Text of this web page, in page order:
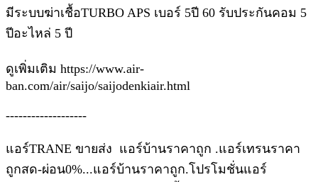
มีระบบฆ่าเชื้อTURBO APS เบอร์ 5ปี 60 รับประกันคอม 5
ปีอะไหล่ 5 ปี
ดูเพิ่มเติม https://www.air-
ban.com/air/saijo/saijodenkiair.html
-------------------
แอร์TRANE ขายส่ง แอร์บ้านราคาถูก .แอร์เทรนราคา
ถูกสด-ผ่อน0%...แอร์บ้านราคาถูก.โปรโมชั่นแอร์